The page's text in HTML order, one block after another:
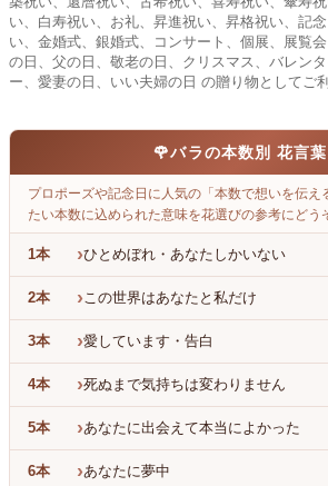
い、白寿祝い、お礼、昇進祝い、昇格祝い、記
い、金婚式、銀婚式、コンサート、個展、展覧
の日、父の日、敬老の日、クリスマス、バレン
ー、愛妻の日、いい夫婦の日 の贈り物としてご
🌹バラの本数別 花言葉
プロポーズや記念日に人気の「本数で想いを伝え
たい本数に込められた意味を花選びの参考にどう
1本 ›ひとめぼれ・あなたしかいない
2本 › この世界はあなたと私だけ
3本 ›愛しています・告白
4本 ›死ぬまで気持ちは変わりません
5本 ›あなたに出会えて本当によかった
6本 ›あなたに夢中